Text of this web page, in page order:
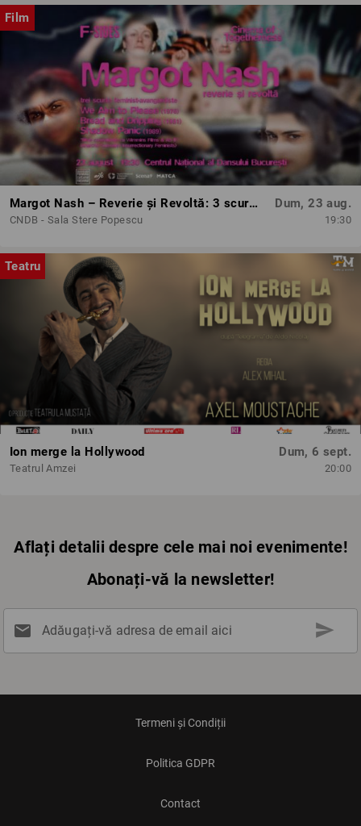
Film
Margot Nash – Reverie și Revoltă: 3 scurtmetraje feminist-avangardiste
CNDB - Sala Stere Popescu
Dum, 23 aug.
19:30
Teatru
Ion merge la Hollywood
Teatrul Amzei
Dum, 6 sept.
20:00
Aflați detalii despre cele mai noi evenimente!
Abonați-vă la newsletter!
mail Adăugați-vă adresa de email aici send
Termeni și Condiții
Politica GDPR
Contact